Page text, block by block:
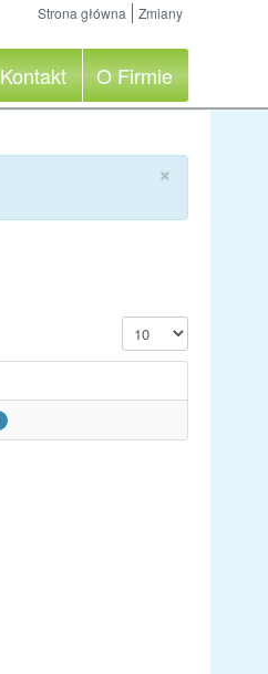
Strona główna Zmiany
Kontakt O Firmie
×
Pokaż #